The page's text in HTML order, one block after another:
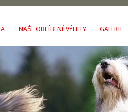
NAŠE OBLÍBENÉ VÝLETY GALERIE